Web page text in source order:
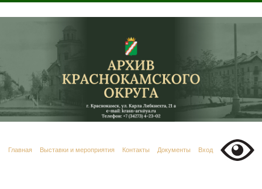
Главная Выставки и мероприятия Контакты Документы Вход